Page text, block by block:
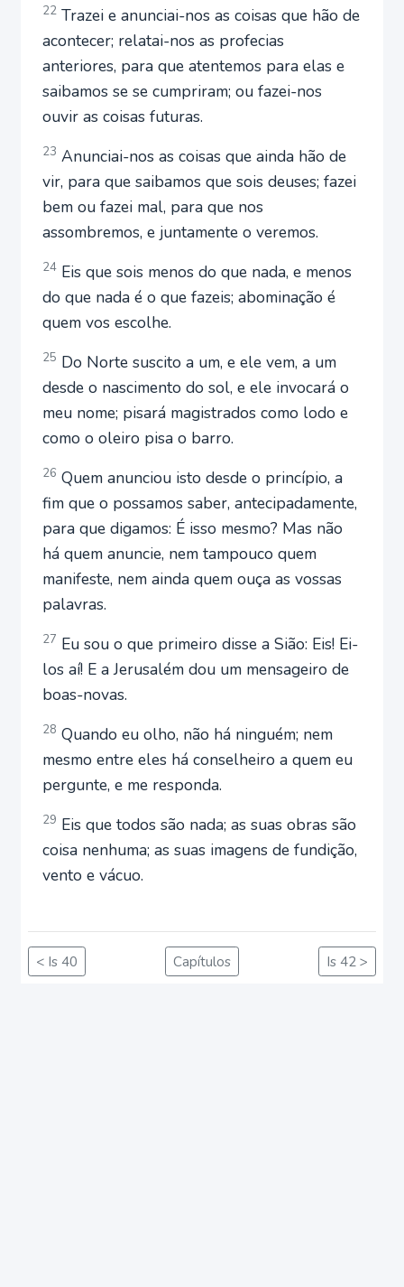
22 Trazei e anunciai-nos as coisas que hão de
acontecer; relatai-nos as profecias
anteriores, para que atentemos para elas e
saibamos se se cumpriram; ou fazei-nos
ouvir as coisas futuras.
23 Anunciai-nos as coisas que ainda hão de
vir, para que saibamos que sois deuses; fazei
bem ou fazei mal, para que nos
assombremos, e juntamente o veremos.
24 Eis que sois menos do que nada, e menos
do que nada é o que fazeis; abominação é
quem vos escolhe.
25 Do Norte suscito a um, e ele vem, a um
desde o nascimento do sol, e ele invocará o
meu nome; pisará magistrados como lodo e
como o oleiro pisa o barro.
26 Quem anunciou isto desde o princípio, a
fim que o possamos saber, antecipadamente,
para que digamos: É isso mesmo? Mas não
há quem anuncie, nem tampouco quem
manifeste, nem ainda quem ouça as vossas
palavras.
27 Eu sou o que primeiro disse a Sião: Eis! Ei-
los aí! E a Jerusalém dou um mensageiro de
boas-novas.
28 Quando eu olho, não há ninguém; nem
mesmo entre eles há conselheiro a quem eu
pergunte, e me responda.
29 Eis que todos são nada; as suas obras são
coisa nenhuma; as suas imagens de fundição,
vento e vácuo.
< Is 40 Capítulos Is 42 >